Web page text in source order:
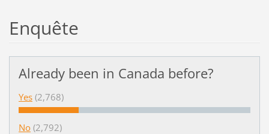
Enquête
Already been in Canada before?
Yes (2,768)
No (2,792)